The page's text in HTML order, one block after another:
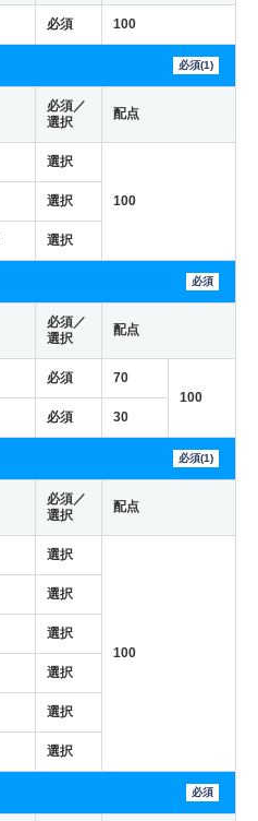
必須 100
必須(1)
必須／
選択
配点
選択
100
選択
選択
必須
必須／
選択
配点
必須
70
100
必須 30
必須(1)
必須／
選択
配点
選択
100
選択
選択
選択
選択
選択
必須